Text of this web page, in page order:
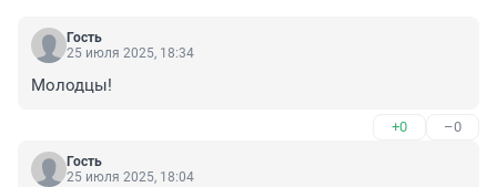
Гость
25 июля 2025, 18:34
Молодцы!
+0 –0
Гость
25 июля 2025, 18:04